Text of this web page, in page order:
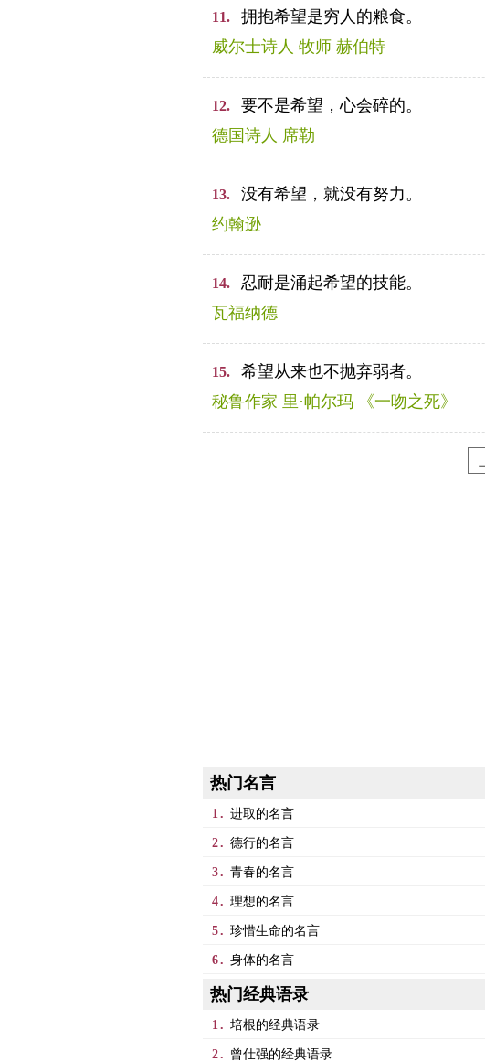
11.
拥抱希望是穷人的粮食。
威尔士诗人 牧师 赫伯特
12.
要不是希望，心会碎的。
德国诗人 席勒
13.
没有希望，就没有努力。
约翰逊
14.
忍耐是涌起希望的技能。
瓦福纳德
15.
希望从来也不抛弃弱者。
秘鲁作家 里·帕尔玛 《一吻之死》
热门名言
1. 进取的名言
2. 德行的名言
3. 青春的名言
4. 理想的名言
5. 珍惜生命的名言
6. 身体的名言
热门经典语录
1. 培根的经典语录
2. 曾仕强的经典语录